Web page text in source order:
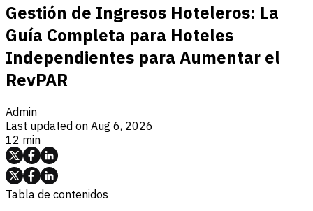
Gestión de Ingresos Hoteleros: La
Guía Completa para Hoteles
Independientes para Aumentar el
RevPAR
Admin
Last updated on Aug 6, 2026
12 min
Tabla de contenidos